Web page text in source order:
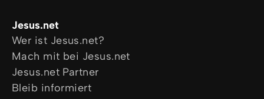
Jesus.net
Wer ist Jesus.net?
Mach mit bei Jesus.net
Jesus.net Partner
Bleib informiert